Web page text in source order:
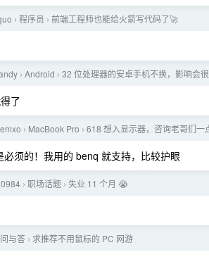
› 程序员 › 前端工程师也能给火箭写代码了🚀
› Android › 32 位处理器的安卓手机不换，影响会很
了
› MacBook Pro › 618 想入显示器，咨询老哥们一
须的！我用的 benq 就支持，比较护眼
› 职场话题 › 失业 11 个月 😭️
问与答 › 求推荐不用鼠标的 PC 网游